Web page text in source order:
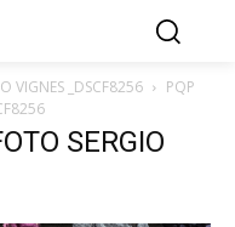
VIGNES _DSCF8256
PQP
SERGIO